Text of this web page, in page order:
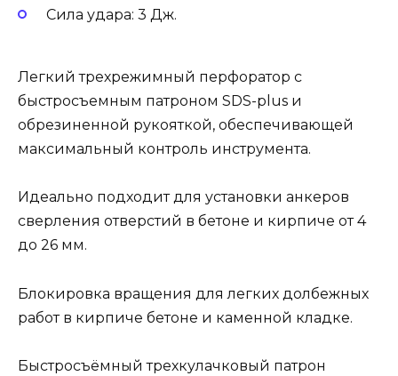
Сила удара: 3 Дж.
Легкий трехрежимный перфоратор с
быстросъемным патроном SDS-plus и
обрезиненной рукояткой, обеспечивающей
максимальный контроль инструмента.
Идеально подходит для установки анкеров
сверления отверстий в бетоне и кирпиче от 4
до 26 мм.
Блокировка вращения для легких долбежных
работ в кирпиче бетоне и каменной кладке.
Быстросъёмный трехкулачковый патрон